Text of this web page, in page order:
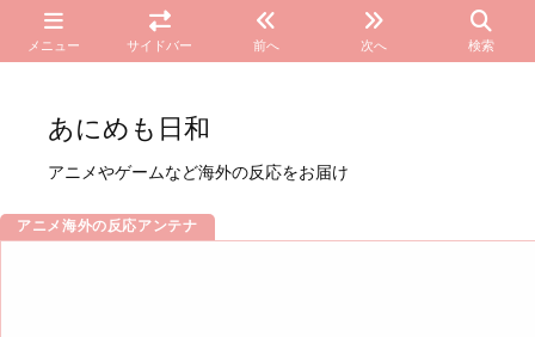
メニュー サイドバー 前へ 次へ 検索
あにめも日和
アニメやゲームなど海外の反応をお届け
アニメ海外の反応アンテナ